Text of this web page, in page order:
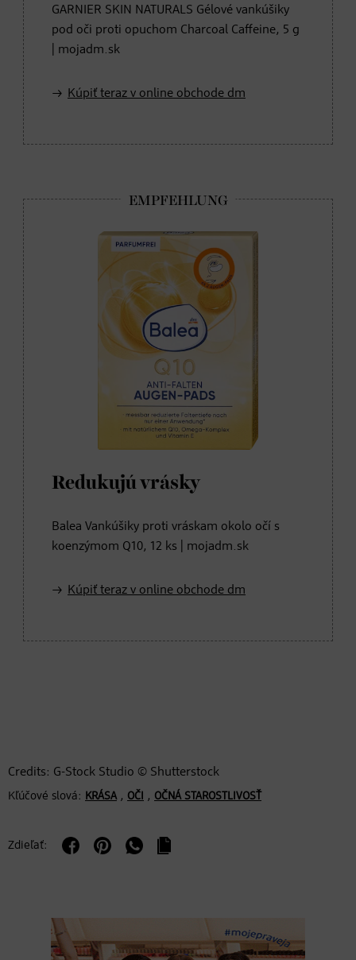
GARNIER SKIN NATURALS Gélové vankúšiky
pod oči proti opuchom Charcoal Caffeine, 5 g
| mojadm.sk
Kúpiť teraz v online obchode dm
Redukujú vrásky
Balea Vankúšiky proti vráskam okolo očí s
koenzýmom Q10, 12 ks | mojadm.sk
Kúpiť teraz v online obchode dm
Credits: G-Stock Studio © Shutterstock
Kľúčové slová: KRÁSA, OČI , OČNÁ STAROSTLIVOSŤ
Zdieľať: